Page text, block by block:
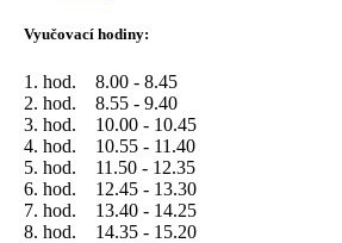
Vyučovací hodiny:
1. hod. 8.00 - 8.45
2. hod. 8.55 - 9.40
3. hod. 10.00 - 10.45
4. hod. 10.55 - 11.40
5. hod. 11.50 - 12.35
6. hod. 12.45 - 13.30
7. hod. 13.40 - 14.25
8. hod. 14.35 - 15.20